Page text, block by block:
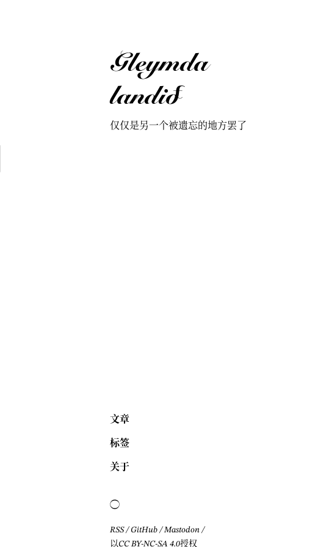
Gleymda
landið
仅仅是另一个被遗忘的地方罢了
文章
标签
关于
RSS/GitHub /Mastodon /
以CC BY-NC-SA 4.0授权